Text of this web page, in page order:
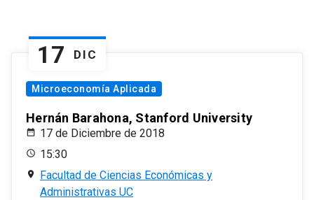
17 DIC
Microeconomía Aplicada
Hernán Barahona, Stanford University
17 de Diciembre de 2018
15:30
Facultad de Ciencias Económicas y
Administrativas UC